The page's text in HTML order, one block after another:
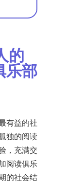
的
乐部
有益的社
独的阅读
，充满交
阅读俱乐
的社会结